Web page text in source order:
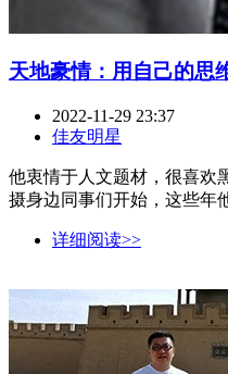
天地豪情：用自己的思
2022-11-29 23:37
佳友明星
他衷情于人文题材，很喜欢
摄身边同事们开始，这些年
详细阅读>>